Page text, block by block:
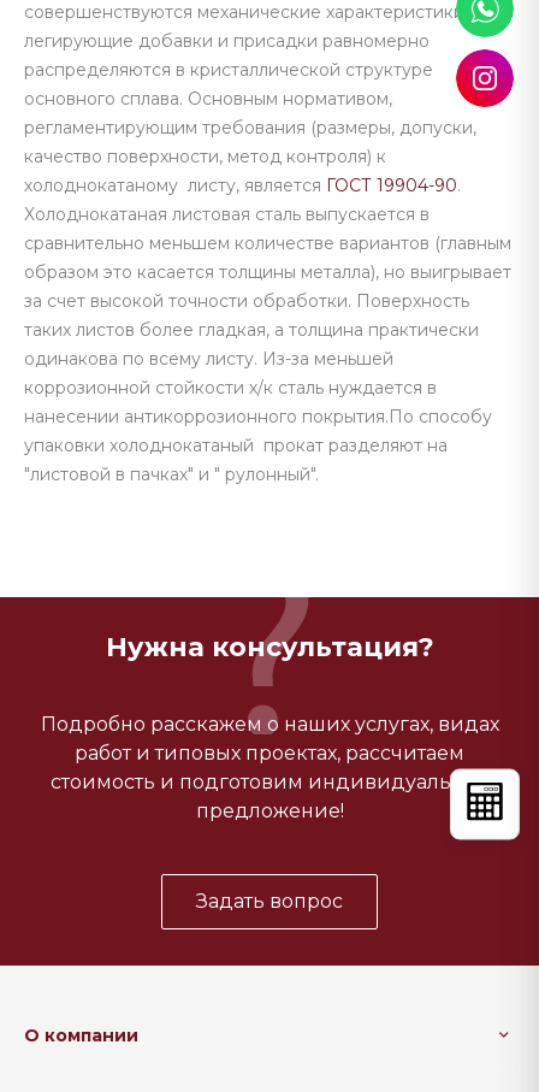
совершенствуются механические характеристики, а
легирующие добавки и присадки равномерно
распределяются в кристаллической структуре
основного сплава. Основным нормативом,
регламентирующим требования (размеры, допуски,
качество поверхности, метод контроля) к
холоднокатаному листу, является ГОСТ 19904-90.
Холоднокатаная листовая сталь выпускается в
сравнительно меньшем количестве вариантов (главным
образом это касается толщины металла), но выигрывает
за счет высокой точности обработки. Поверхность
таких листов более гладкая, а толщина практически
одинакова по всему листу. Из-за меньшей
коррозионной стойкости х/к сталь нуждается в
нанесении антикоррозионного покрытия.По способу
упаковки холоднокатаный прокат разделяют на
"листовой в пачках" и " рулонный".
Нужна консультация?
Подробно расскажем о наших услугах, видах
работ и типовых проектах, рассчитаем
стоимость и подготовим индивидуальное
предложение!
Задать вопрос
О компании